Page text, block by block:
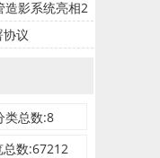
国基地投产助
影系统亮相2
议
类总数:8
总数:67212